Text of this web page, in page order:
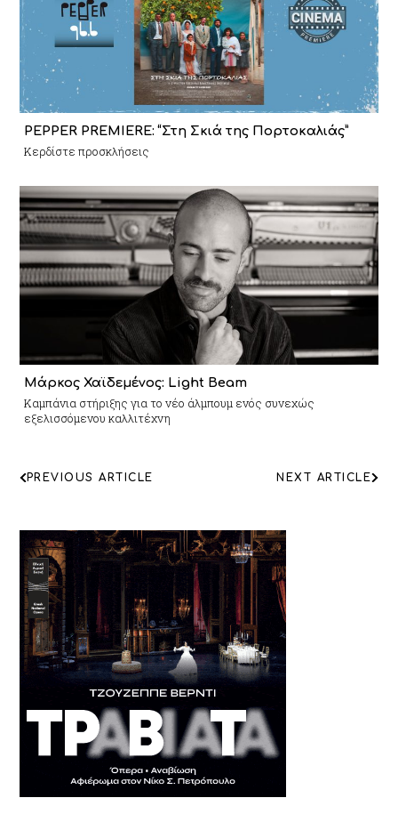
PEPPER PREMIERE: “Στη Σκιά της Πορτοκαλιάς”
Κερδίστε προσκλήσεις
Μάρκος Χαϊδεμένος: Light Beam
Καμπάνια στήριξης για το νέο άλμπουμ ενός συνεχώς
εξελισσόμενου καλλιτέχνη
ΠΛΟΗΓΗΣΗ
NEXT ARTICLE
PREVIOUS ARTICLE